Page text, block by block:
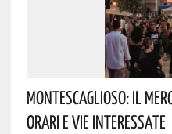
Montescaglioso: Il
Orari E Vie Interessate